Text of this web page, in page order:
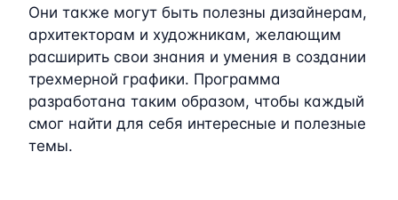
Они также могут быть полезны дизайнерам,
архитекторам и художникам, желающим
расширить свои знания и умения в создании
трехмерной графики. Программа
разработана таким образом, чтобы каждый
смог найти для себя интересные и полезные
темы.